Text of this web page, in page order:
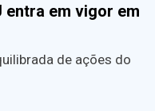
entra em vigor em
de ações do